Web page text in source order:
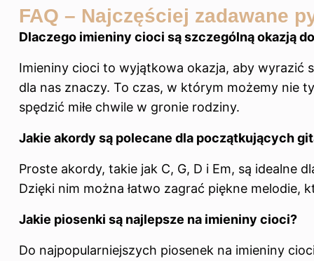
FAQ – Najczęściej zadawane
Dlaczego imieniny cioci są szczególną okazją
Imieniny cioci to wyjątkowa okazja, aby wyrazić
dla nas znaczy. To czas, w którym możemy nie
spędzić miłe chwile w gronie rodziny.
Jakie akordy są polecane dla początkujących
Proste akordy, takie jak C, G, D i Em, są idealne
Dzięki nim można łatwo zagrać piękne melodie,
Jakie piosenki są najlepsze na imieniny cioci?
Do najpopularniejszych piosenek na imieniny